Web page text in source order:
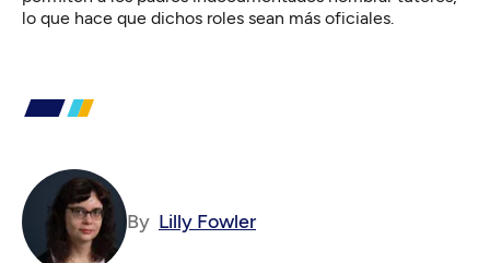
lo que hace que dichos roles sean más oficiales.
By Lilly Fowler